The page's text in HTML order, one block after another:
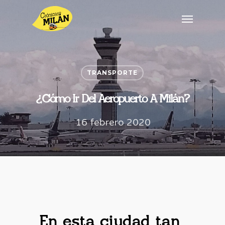
TRANSPORTE
¿Cómo Ir Del Aeropuerto A Milán?
16 febrero 2020